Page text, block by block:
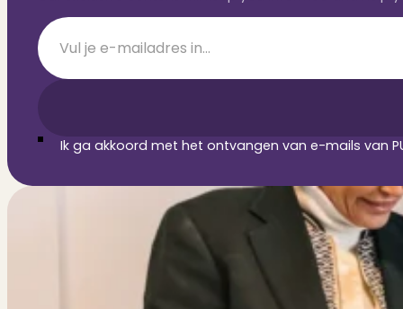
Section
Ik ga akkoord met het ontvangen van e-mails van